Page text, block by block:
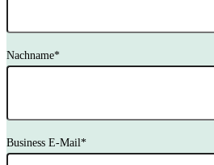
Nachname*
Business E-Mail*